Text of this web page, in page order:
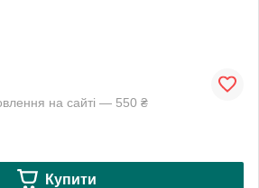
на сайті — 550 ₴
Купити